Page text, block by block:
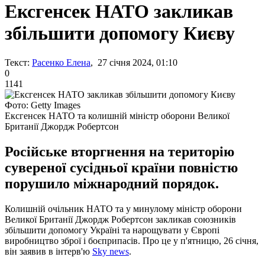
Ексгенсек НАТО закликав
збільшити допомогу Києву
Текст: Расенко Елена, 27 січня 2024, 01:10
0
1141
Фото: Getty Images
Ексгенсек НАТО та колишній міністр оборони Великої
Британії Джордж Робертсон
Російське вторгнення на територію
сувереної сусідньої країни повністю
порушило міжнародний порядок.
Колишній очільник НАТО та у минулому міністр оборони
Великої Британії Джордж Робертсон закликав союзників
збільшити допомогу Україні та нарощувати у Європі
виробництво зброї і боєприпасів. Про це у п'ятницю, 26 січня,
він заявив в інтерв'ю Sky news.